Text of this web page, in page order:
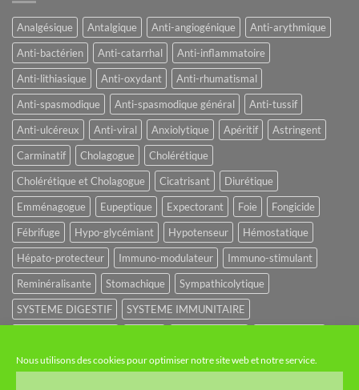
Nous utilisons des cookies pour optimiser notre site web et notre service.
Analgésique Antalgique Anti-angiogénique
Anti-arythmique
Anti-bactérien
Anti-catarrhal
Anti-inflammatoire
Anti-lithiasique
Anti-oxydant
Anti-rhumatismal
Anti-spasmodique
Anti-spasmodique général
Anti-tussif
Anti-ulcéreux
Anti-viral Anxiolytique Apéritif
Astringent
Carminatif
Cholagogue
Cholérétique
Cholérétique et Cholagogue
Cicatrisant
Diurétique
Emménagogue
Eupeptique Expectorant Foie
Fongicide
Fébrifuge
Hypo-glycémiant Hypotenseur
Hémostatique
Hépato-protecteur
Immuno-modulateur
Immuno-stimulant
Reminéralisante
Stomachique
Sympathicolytique
SYSTEME DIGESTIF
SYSTEME IMMUNITAIRE